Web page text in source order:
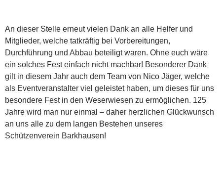
An dieser Stelle erneut vielen Dank an alle Helfer und
Mitglieder, welche tatkräftig bei Vorbereitungen,
Durchführung und Abbau beteiligt waren. Ohne euch wäre
ein solches Fest einfach nicht machbar! Besonderer Dank
gilt in diesem Jahr auch dem Team von Nico Jäger, welche
als Eventveranstalter viel geleistet haben, um dieses für uns
besondere Fest in den Weserwiesen zu ermöglichen. 125
Jahre wird man nur einmal – daher herzlichen Glückwunsch
an uns alle zu dem langen Bestehen unseres
Schützenverein Barkhausen!